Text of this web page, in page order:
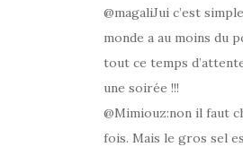
@magaliJui c’est
monde a au moins du
tout ce temps
une soirée !!!
@Mimiouz:non il faut
fois. Mais le gros sel